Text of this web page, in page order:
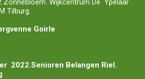
Zonnebloem. Wijkcentrum De Ypelaar
Tilburg.
Bergvenne Goirle
2022.Senioren Belangen Riel.
Tilburg